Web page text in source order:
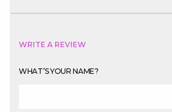
WRITE A REVIEW
WHAT’S YOUR NAME?